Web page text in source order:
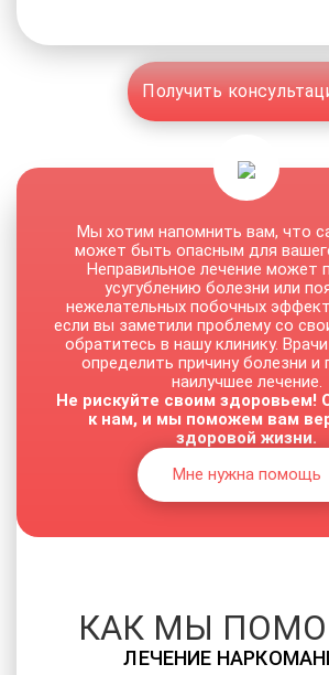
Получить
ЛЕЧЕНИЕ
Мы хотим напомнить вам, что
может быть опасным для
Неправильное лечение может
усугублению болезни или
нежелательных побочных
если вы заметили проблему со
обратитесь в нашу клинику.
определить причину болезни и
наилучшее лечение.
Не рискуйте своим здоровьем!
к нам, и мы поможем вам
здоровой жизни.
Мне нужна помощь
КАК МЫ